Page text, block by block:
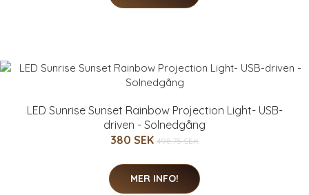
LED Sunrise Sunset Rainbow Projection Light- USB-
driven - Solnedgång
380 SEK 498.75 SEK
MER INFO!